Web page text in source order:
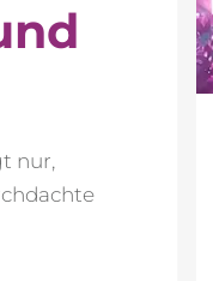
nur,